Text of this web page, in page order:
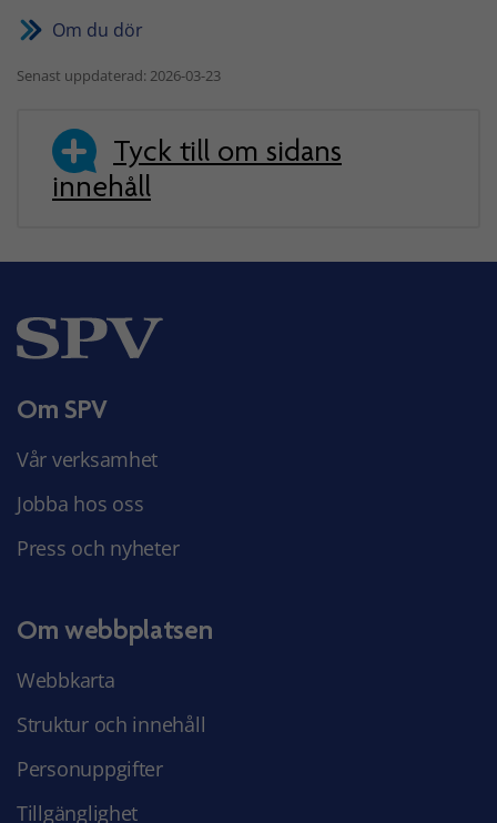
Om du dör
Senast uppdaterad: 2026-03-23
Tyck till om sidans
innehåll
Om SPV
Vår verksamhet
Jobba hos oss
Press och nyheter
Om webbplatsen
Webbkarta
Struktur och innehåll
Personuppgifter
Tillgänglighet